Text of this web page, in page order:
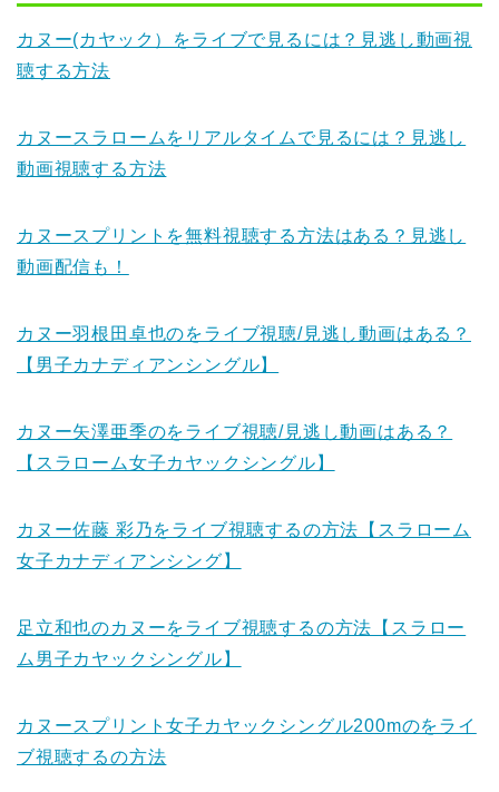
カヌー(カヤック）をライブで見るには？見逃し動画視
聴する方法
カヌースラロームをリアルタイムで見るには？見逃し
動画視聴する方法
カヌースプリントを無料視聴する方法はある？見逃し
動画配信も！
カヌー羽根田卓也のをライブ視聴/見逃し動画はある？
【男子カナディアンシングル】
カヌー矢澤亜季のをライブ視聴/見逃し動画はある？
【スラローム女子カヤックシングル】
カヌー佐藤 彩乃をライブ視聴するの方法【スラローム
女子カナディアンシング】
足立和也のカヌーをライブ視聴するの方法【スラロー
ム男子カヤックシングル】
カヌースプリント女子カヤックシングル200mのをライ
ブ視聴するの方法